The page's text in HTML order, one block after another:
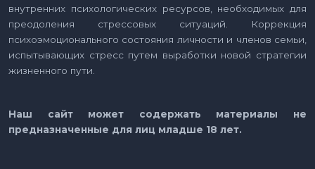
внутренних психологических ресурсов, необходимых для
преодоления стрессовых ситуаций. Коррекция
психоэмоционального состояния личности и членов семьи,
испытывающих стресс путем выработки новой стратегии
жизненного пути.
Наш сайт может содержать материалы не
предназначенные для лиц младше 18 лет.